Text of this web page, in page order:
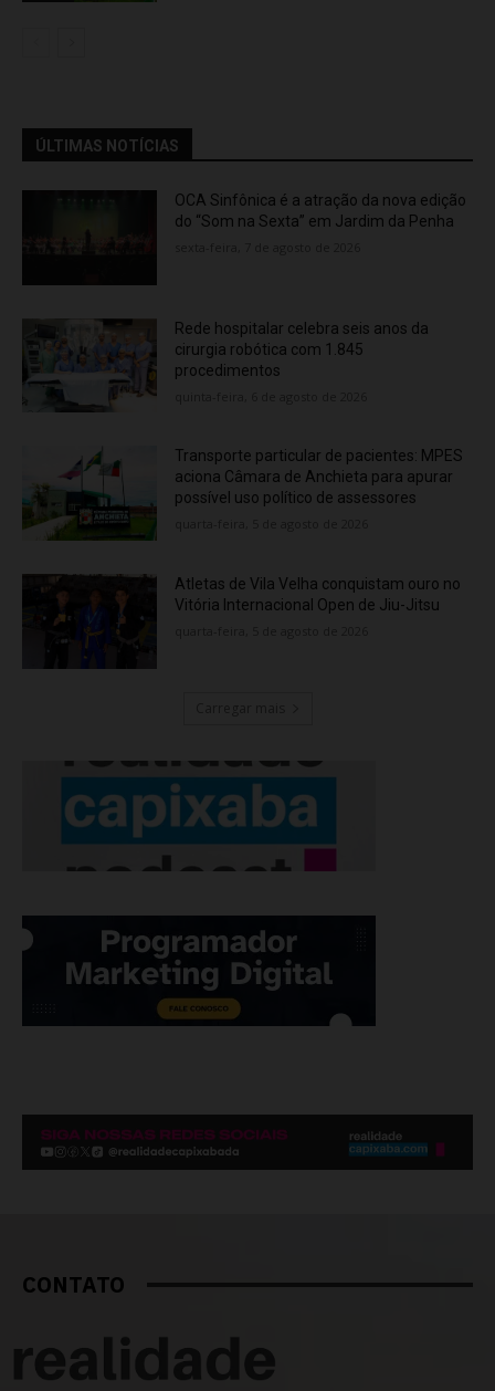
ÚLTIMAS NOTÍCIAS
OCA Sinfônica é a atração da nova edição
do “Som na Sexta” em Jardim da Penha
Rede hospitalar celebra seis anos da
cirurgia robótica com 1.845
procedimentos
Transporte particular de pacientes: MPES
aciona Câmara de Anchieta para apurar
possível uso político de assessores
Atletas de Vila Velha conquistam ouro no
Vitória Internacional Open de Jiu-Jitsu
CONTATO